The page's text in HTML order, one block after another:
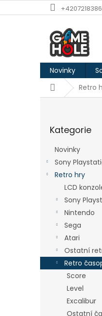
na
Novinky
DomůRetro
kategorie
Kategorie
Novinky
Sony
Retro hry
LCD
Sony
Nintendo
Sega
Atari
Ostatní
Retro
Score
Level
Excalibur
Ostatní